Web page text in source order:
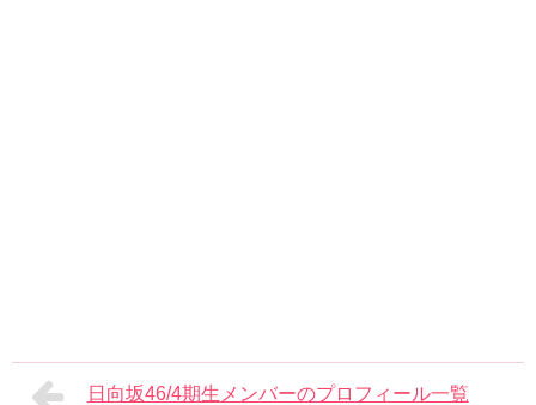
日向坂46/4期生メンバーのプロフィール一覧